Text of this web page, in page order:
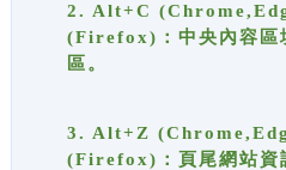
2. Alt+C
(Firefox)：中央內容區
區。
3. Alt+Z
(Firefox)：頁尾網站資